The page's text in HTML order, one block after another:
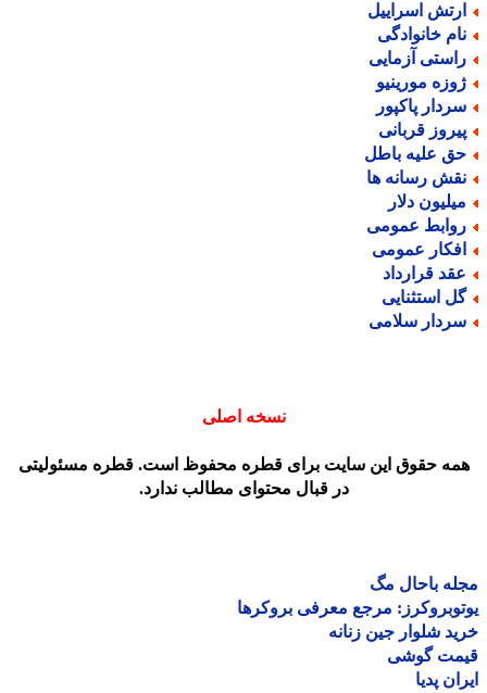
اسراییل
خانوادگی
آزمایی
مورینیو
پاکپور
قربانی
علیه باطل
رسانه ها
دلار
عمومی
عمومی
قرارداد
استثنایی
سلامی
نسخه اصلی
حقوق این سایت برای قطره محفوظ است. قطره مسئولیتی
در قبال محتوای مطالب ندارد.
باحال مگ
مرجع معرفی بروکرها
شلوار جین زنانه
گوشی
پدیا